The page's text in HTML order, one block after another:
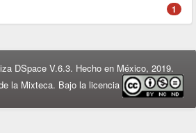
1
DSpace V.6.3. Hecho en México, 2019.
la Mixteca. Bajo la licencia